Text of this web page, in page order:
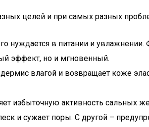
целей и при самых разных
нуждается в питании и
эффект, но и мгновенный.
влагой и возвращает коже
избыточную активность сальных
и сужает поры. С другой –